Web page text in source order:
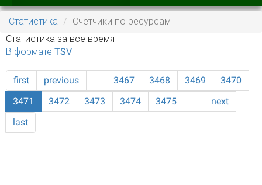
вкладка)
Статистика
Счетчики по ресурсам
Статистика за все время
В формате TSV
first previous … 3467 3468 3469
3470
3471
3472 3473 3474 3475 …
next
last